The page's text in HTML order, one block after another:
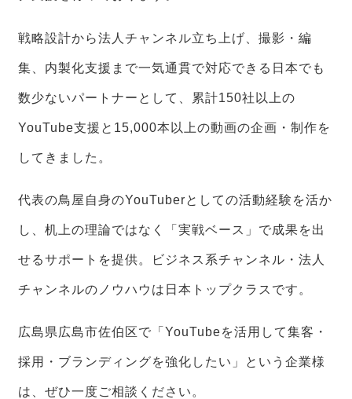
戦略設計から法人チャンネル立ち上げ、撮影・編
集、内製化支援まで一気通貫で対応できる日本でも
数少ないパートナーとして、累計150社以上の
YouTube支援と15,000本以上の動画の企画・制作を
してきました。
代表の鳥屋自身のYouTuberとしての活動経験を活か
し、机上の理論ではなく「実戦ベース」で成果を出
せるサポートを提供。ビジネス系チャンネル・法人
チャンネルのノウハウは日本トップクラスです。
広島県広島市佐伯区で「YouTubeを活用して集客・
採用・ブランディングを強化したい」という企業様
は、ぜひ一度ご相談ください。